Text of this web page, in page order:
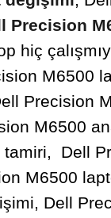
Precision
hiç
M6500
Precision
M6500
Dell
M6500
Dell